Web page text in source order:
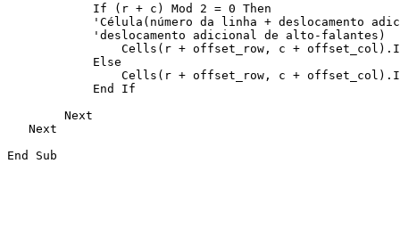
            If (r + c) Mod 2 = 0 Then
'Célula(número da linha + deslocamento
            'deslocamento adicional de alto-falantes)
Cells(r + offset_row, c +
            Else
Cells(r + offset_row, c +
            End If
        Next
   Next